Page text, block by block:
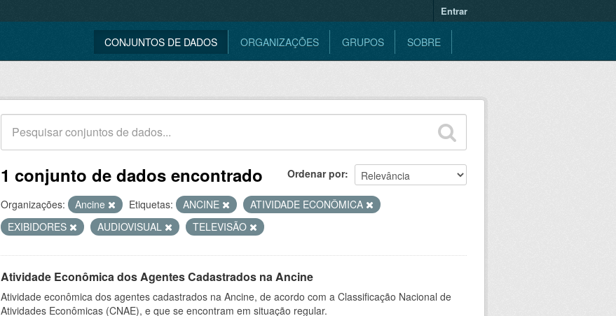
Entrar
CONJUNTOS DE DADOS ORGANIZAÇÕES GRUPOS SOBRE
Ordenar por
1 conjunto de dados encontrado
Organizações: Ancine Etiquetas: ANCINE
ATIVIDADE ECONÔMICA
EXIBIDORES
AUDIOVISUAL TELEVISÃO
Atividade Econômica dos Agentes Cadastrados na Ancine
Atividade econômica dos agentes cadastrados na Ancine, de acordo com a Classificação Nacional de
Atividades Econômicas (CNAE), e que se encontram em situação regular.